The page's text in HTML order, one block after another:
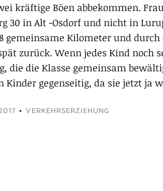
kräftige Böen abbekommen.
30 in Alt -Osdorf und nicht in
gemeinsame Kilometer und
zurück. Wenn jedes Kind noch
die die Klasse gemeinsam
Kinder gegenseitig, da sie jetzt ja
• VERKEHRSERZIEHUNG